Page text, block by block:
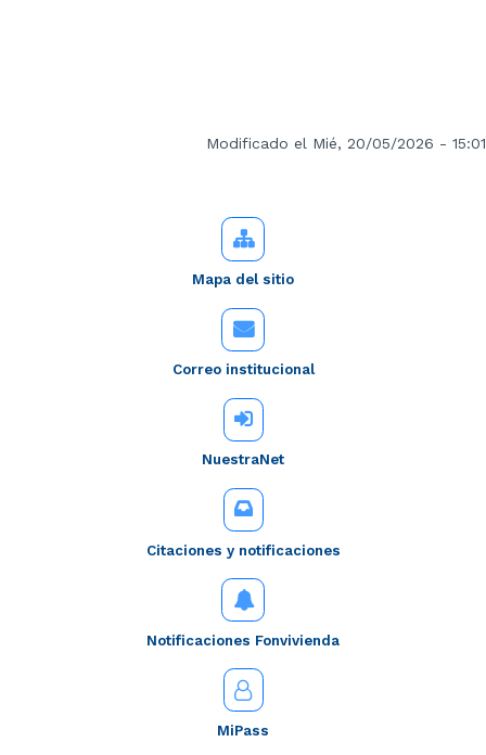
Modificado el Mié, 20/05/2026 - 15:01
Mapa del sitio
Correo institucional
NuestraNet
Citaciones y notificaciones
Notificaciones Fonvivienda
MiPass